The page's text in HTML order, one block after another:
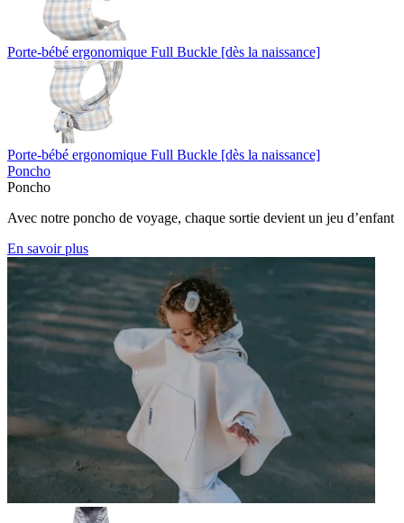
Porte-bébé ergonomique Full Buckle [dès la naissance]
Porte-bébé ergonomique Full Buckle [dès la naissance]
Poncho
Poncho
Avec notre poncho de voyage, chaque sortie devient un jeu d’enfant
En savoir plus